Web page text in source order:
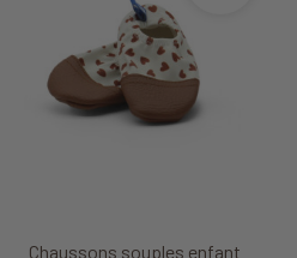
Chaussons souples enfant